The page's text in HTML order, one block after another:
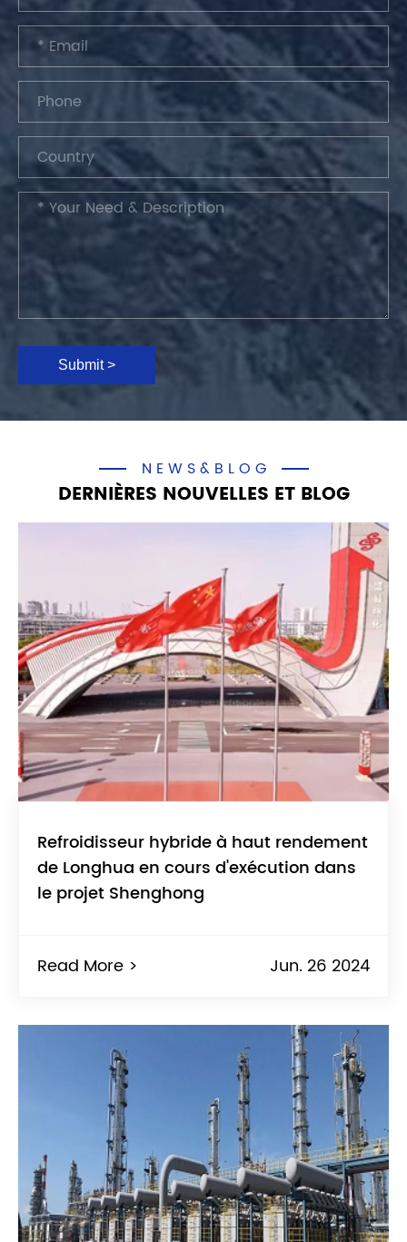
Submit >
NEWS&BLOG
DERNIÈRES NOUVELLES ET BLOG
Refroidisseur hybride à haut rendement
de Longhua en cours d'exécution dans
le projet Shenghong
Read More > Jun. 26 2024